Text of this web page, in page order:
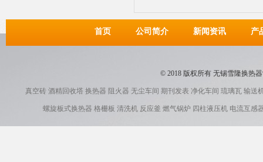
首页 公司简介 新闻资讯 产
© 2018 版权所有 无锡雪隆换热
真空砖 酒精回收塔 换热器 阻火器 无尘车间 期刊发表 净化车间 琉璃瓦 输送
螺旋板式换热器 格栅板 清洗机 反应釜 燃气锅炉 四柱液压机 电流互感